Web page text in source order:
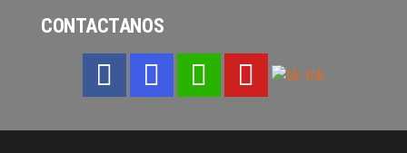
CONTACTANOS